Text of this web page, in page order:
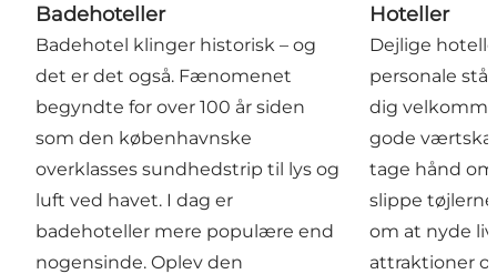
Badehoteller
Badehotel klinger historisk – og
det er det også. Fænomenet
begyndte for over 100 år siden
som den københavnske
overklasses sundhedstrip til lys og
luft ved havet. I dag er
badehoteller mere populære end
nogensinde. Oplev den
Hoteller
Dejlige
personale
dig
gode
tage hånd
slippe
om at nyde
attraktioner